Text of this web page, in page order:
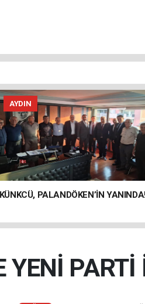
AYDIN
KÜNKCÜ, PALANDÖKEN’İN
YENİ